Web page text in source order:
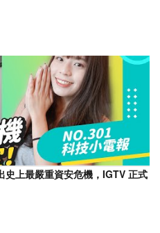
上最嚴重資安危機，IGTV 正式